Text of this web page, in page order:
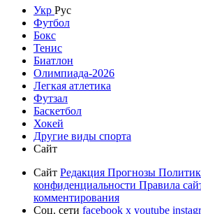
Укр Рус
Футбол
Бокс
Тенис
Биатлон
Олимпиада-2026
Легкая атлетика
Футзал
Баскетбол
Хокей
Другие виды спорта
Сайт
Сайт Редакция Прогнозы
конфиденциальности Правила
комментирования
Соц. сети facebook x youtube